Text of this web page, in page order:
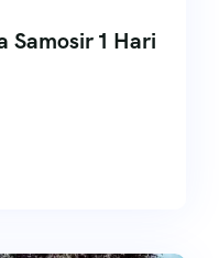
Samosir 1 Hari